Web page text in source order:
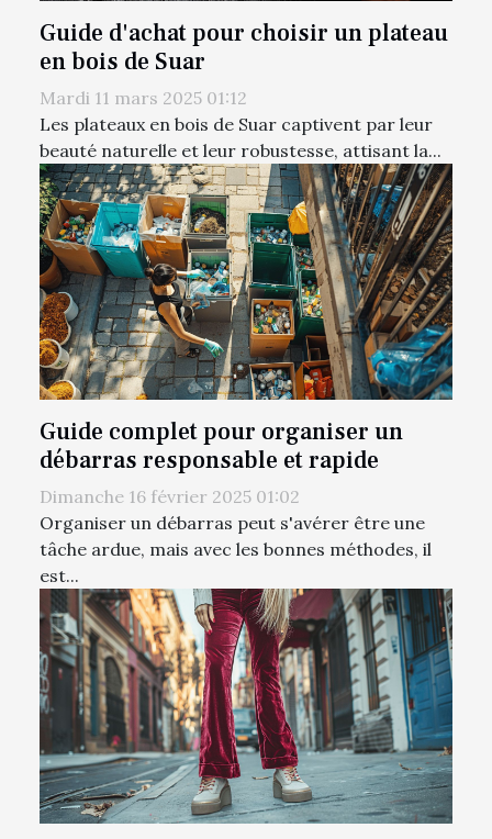
Guide d'achat pour choisir un plateau
en bois de Suar
Mardi 11 mars 2025 01:12
Les plateaux en bois de Suar captivent par leur
beauté naturelle et leur robustesse, attisant la...
Guide complet pour organiser un
débarras responsable et rapide
Dimanche 16 février 2025 01:02
Organiser un débarras peut s'avérer être une
tâche ardue, mais avec les bonnes méthodes, il
est...